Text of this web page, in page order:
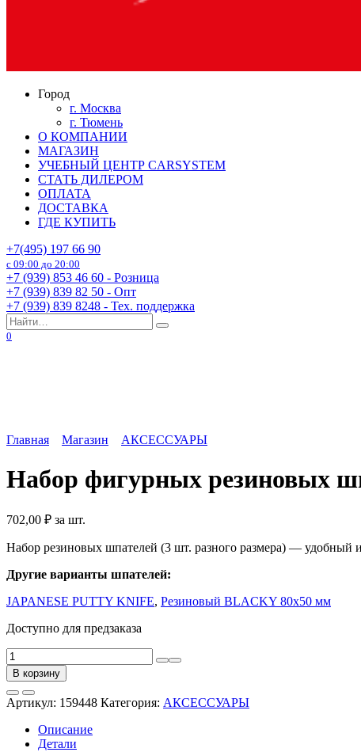
Город
г. Москва
г. Тюмень
О КОМПАНИИ
МАГАЗИН
УЧЕБНЫЙ ЦЕНТР CARSYSTEM
СТАТЬ ДИЛЕРОМ
ОПЛАТА
ДОСТАВКА
ГДЕ КУПИТЬ
+7(495) 197 66 90
с 09:00 до 20:00
+7 (939) 853 46 60 - Розница
+7 (939) 839 82 50 - Опт
+7 (939) 839 8248 - Тех. поддержка
Search
for:
0
Главная Магазин АКСЕССУАРЫ
Набор фигурных резиновых
702,00 ₽ за шт.
Набор резиновых шпателей (3 шт. разного размера) — удобный
Другие варианты шпателей:
JAPANESE PUTTY KNIFE, Резиновый BLACKY 80х50 мм
Доступно для предзаказа
Количество
товара
Набор
фигурных
резиновых
шпателей
В корзину
Артикул: 159448 Категория: АКСЕССУАРЫ
Описание
Детали